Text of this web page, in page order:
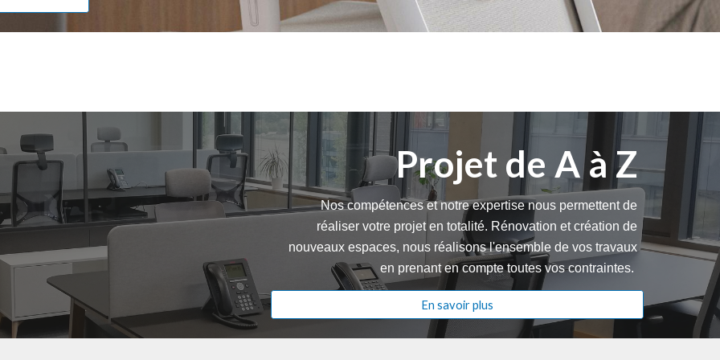
Projet de A à Z
Nos compétences et notre expertise nous permettent de
réaliser votre projet en totalité. Rénovation et création de
nouveaux espaces, nous réalisons l'ensemble de vos travaux
en prenant en compte toutes vos contraintes.
En savoir plus